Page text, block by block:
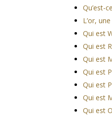
Qu’est-
L’or,
Qui est
Qui est
Qui est
Qui est
Qui est
Qui est
Qui est